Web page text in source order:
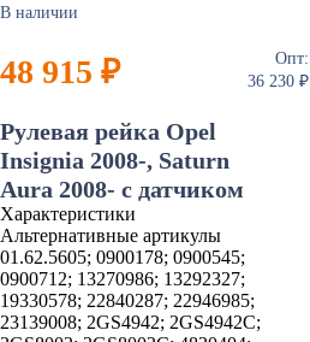
В наличии
48 915 ₽
Опт:
36 230 ₽
Рулевая рейка Opel
Insignia 2008-, Saturn
Aura 2008- с датчиком
Характеристики
Альтернативные артикулы
01.62.5605; 0900178; 0900545;
0900712; 13270986; 13292327;
19330578; 22840287; 22946985;
23139008; 2GS4942; 2GS4942C;